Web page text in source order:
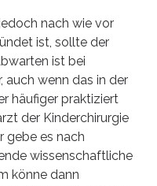
nach wie vor
ist, sollte der
ist bei
auch wenn das in der
häufiger praktiziert
der Kinderchirurgie
gebe es nach
wissenschaftliche
könne dann